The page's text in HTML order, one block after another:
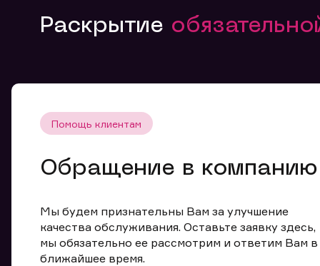
Раскрытие
Помощь клиентам
Обращение в компанию
Мы будем признательны Вам за улучшение
качества обслуживания. Оставьте заявку здесь,
мы обязательно ее рассмотрим и ответим Вам в
ближайшее время.